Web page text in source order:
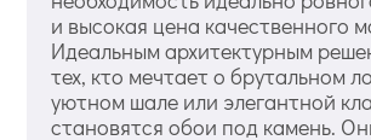
и высокая цена качественного
Идеальным архитектурным
тех, кто мечтает о брутальном
уютном шале или элегантной
становятся обои под камень.